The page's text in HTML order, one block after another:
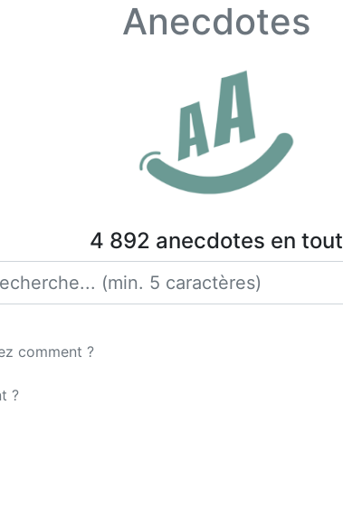
Anecdotes
4 892 anecdotes en tout
comment ?
?